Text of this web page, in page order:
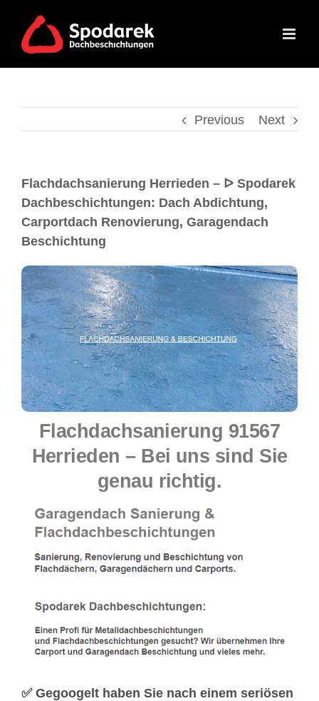
Previous Next
Flachdachsanierung Herrieden – ᐅ Spodarek
Dachbeschichtungen: Dach Abdichtung,
Carportdach Renovierung, Garagendach
Beschichtung
Flachdachsanierung 91567
Herrieden – Bei uns sind Sie
genau richtig.
✅ Gegoogelt haben Sie nach einem seriösen